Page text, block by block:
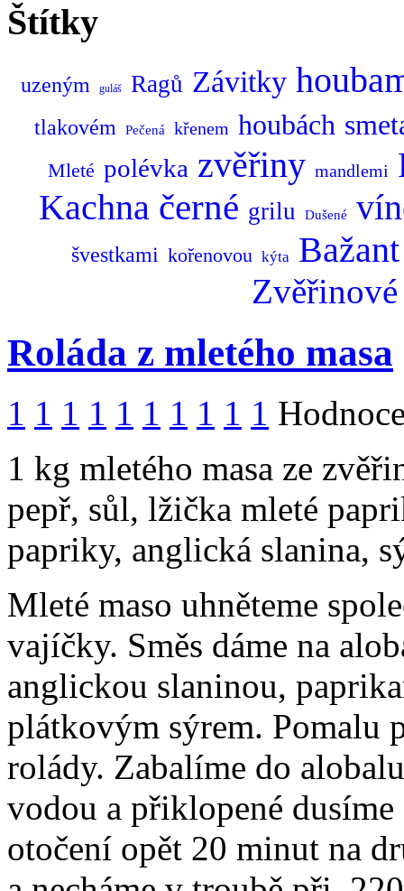
Štítky
uzeným guláš Ragů Závitky
tlakovém Pečená křenem houbách
Mleté polévka zvěřiny mandlemi
Kachna černé grilu Dušené
švestkami kořenovou kýta Bažant
Zvěřinové
Roláda z mletého masa
1 1 1 1 1 1 1 1 1 1
1 kg mletého masa ze
pepř, sůl, lžička mleté
papriky, anglická slanina,
Mleté maso uhněteme
vajíčky. Směs dáme na
anglickou slaninou,
plátkovým sýrem. Pomalu
rolády. Zabalíme do
vodou a přiklopené
otočení opět 20 minut na